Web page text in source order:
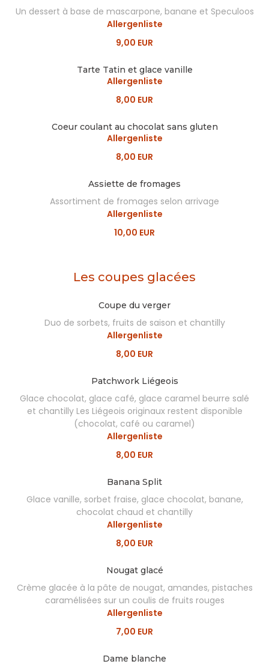
Un dessert à base de mascarpone, banane et Speculoos
Allergenliste
9,00 EUR
Tarte Tatin et glace vanille
Allergenliste
8,00 EUR
Coeur coulant au chocolat sans gluten
Allergenliste
8,00 EUR
Assiette de fromages
Assortiment de fromages selon arrivage
Allergenliste
10,00 EUR
Les coupes glacées
Coupe du verger
Duo de sorbets, fruits de saison et chantilly
Allergenliste
8,00 EUR
Patchwork Liégeois
Glace chocolat, glace café, glace caramel beurre salé
et chantilly Les Liégeois originaux restent disponible
(chocolat, café ou caramel)
Allergenliste
8,00 EUR
Banana Split
Glace vanille, sorbet fraise, glace chocolat, banane,
chocolat chaud et chantilly
Allergenliste
8,00 EUR
Nougat glacé
Crème glacée à la pâte de nougat, amandes, pistaches
caramélisées sur un coulis de fruits rouges
Allergenliste
7,00 EUR
Dame blanche